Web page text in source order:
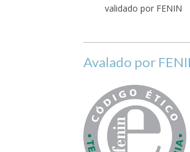
validado por FENIN
Avalado por